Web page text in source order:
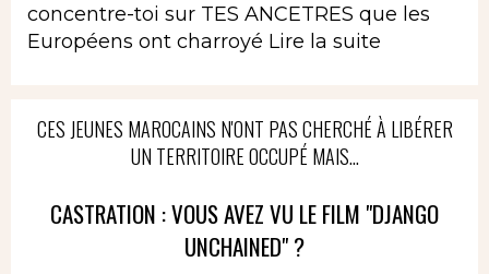
concentre-toi sur TES ANCETRES que les
Européens ont charroyé Lire la suite
CES JEUNES MAROCAINS N'ONT PAS CHERCHÉ À LIBÉRER
UN TERRITOIRE OCCUPÉ MAIS...
CASTRATION : VOUS AVEZ VU LE FILM "DJANGO
UNCHAINED" ?